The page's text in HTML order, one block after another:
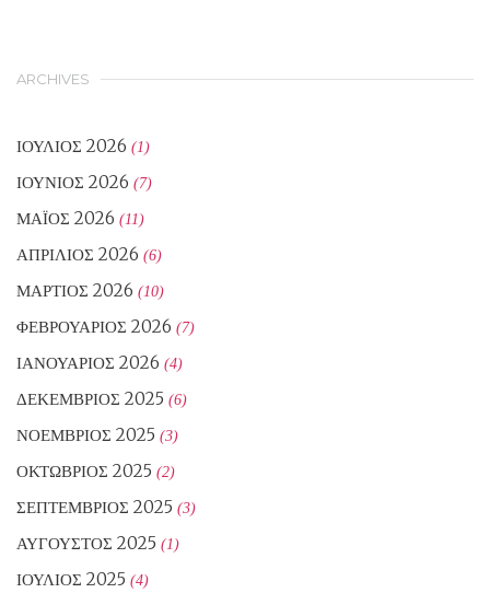
ARCHIVES
ΙΟΎΛΙΟΣ 2026 (1)
ΙΟΎΝΙΟΣ 2026 (7)
ΜΆΙΟΣ 2026 (11)
ΑΠΡΊΛΙΟΣ 2026 (6)
ΜΆΡΤΙΟΣ 2026 (10)
ΦΕΒΡΟΥΆΡΙΟΣ 2026 (7)
ΙΑΝΟΥΆΡΙΟΣ 2026 (4)
ΔΕΚΈΜΒΡΙΟΣ 2025 (6)
ΝΟΈΜΒΡΙΟΣ 2025 (3)
ΟΚΤΏΒΡΙΟΣ 2025 (2)
ΣΕΠΤΈΜΒΡΙΟΣ 2025 (3)
ΑΎΓΟΥΣΤΟΣ 2025 (1)
ΙΟΎΛΙΟΣ 2025 (4)